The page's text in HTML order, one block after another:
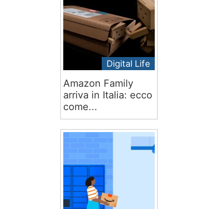
Digital Life
Amazon Family
arriva in Italia: ecco
come...